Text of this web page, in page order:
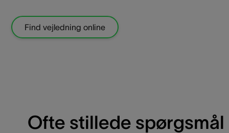
Find vejledning online
Ofte stillede spørgsmål